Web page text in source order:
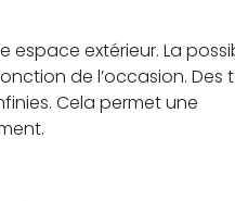
espace extérieur. La
de l’occasion. Des
Cela permet une